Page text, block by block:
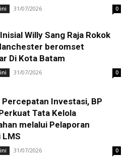
31/07/2026 0
Willy Sang Raja Rokok
beromset
Di Kota Batam
31/07/2026 0
Percepatan Investasi, BP
Tata Kelola
melalui Pelaporan
LMS
31/07/2026 0